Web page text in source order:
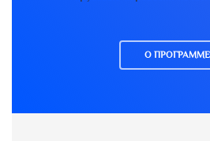
О ПРОГРАММЕ